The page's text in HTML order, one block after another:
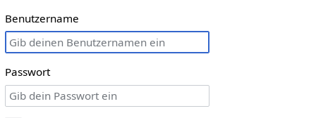
Benutzername
Passwort